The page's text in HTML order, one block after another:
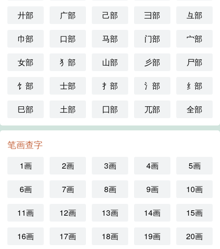
廾部 广部 己部 彐部 彑部
巾部 口部 马部 门部 宀部
女部 犭部 山部 彡部 尸部
饣部 士部 扌部 氵部 纟部
巳部 土部 囗部 兀部 全部
笔画查字
1画 2画 3画 4画 5画
6画 7画 8画 9画 10画
11画 12画 13画 14画 15画
16画 17画 18画 19画 20画